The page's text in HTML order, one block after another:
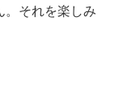
。それを楽しみ